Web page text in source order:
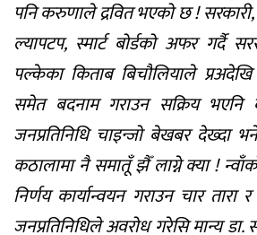
पनि करुणाले द्रवित भएको छ !
ल्यापटप, स्मार्ट बोर्डको अफर गर्दै
पल्केका किताब बिचौलियाले
समेत बदनाम गराउन सक्रिय भएनि
जनप्रतिनिधि चाइन्जो बेखबर
कठालामा नै समातूँ झैँ लाग्ने क्या !
निर्णय कार्यान्वयन गराउन चार तारा
जनप्रतिनिधिले अवरोध गरेसि मान्य डा.